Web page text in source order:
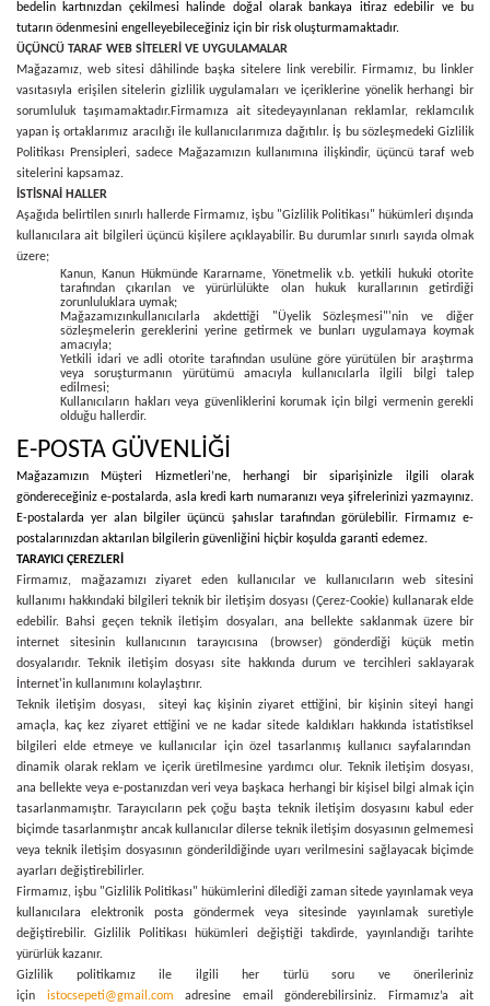
bedelin kartınızdan çekilmesi halinde doğal olarak bankaya itiraz edebilir ve bu
tutarın ödenmesini engelleyebileceğiniz için bir risk oluşturmamaktadır.
ÜÇÜNCÜ TARAF WEB SİTELERİ VE UYGULAMALAR
Mağazamız, web sitesi dâhilinde başka sitelere link verebilir. Firmamız, bu linkler
vasıtasıyla erişilen sitelerin gizlilik uygulamaları ve içeriklerine yönelik herhangi bir
sorumluluk taşımamaktadır.Firmamıza ait sitedeyayınlanan reklamlar, reklamcılık
yapan iş ortaklarımız aracılığı ile kullanıcılarımıza dağıtılır. İş bu sözleşmedeki Gizlilik
Politikası Prensipleri, sadece Mağazamızın kullanımına ilişkindir, üçüncü taraf web
sitelerini kapsamaz.
İSTİSNAİ HALLER
Aşağıda belirtilen sınırlı hallerde Firmamız, işbu "Gizlilik Politikası" hükümleri dışında
kullanıcılara ait bilgileri üçüncü kişilere açıklayabilir. Bu durumlar sınırlı sayıda olmak
üzere;
Kanun, Kanun Hükmünde Kararname, Yönetmelik v.b. yetkili hukuki otorite
tarafından çıkarılan ve yürürlülükte olan hukuk kurallarının getirdiği
zorunluluklara uymak;
Mağazamızınkullanıcılarla akdettiği "Üyelik Sözleşmesi"'nin ve diğer
sözleşmelerin gereklerini yerine getirmek ve bunları uygulamaya koymak
amacıyla;
Yetkili idari ve adli otorite tarafından usulüne göre yürütülen bir araştırma
veya soruşturmanın yürütümü amacıyla kullanıcılarla ilgili bilgi talep
edilmesi;
Kullanıcıların hakları veya güvenliklerini korumak için bilgi vermenin gerekli
olduğu hallerdir.
E-POSTA GÜVENLİĞİ
Mağazamızın Müşteri Hizmetleri’ne, herhangi bir siparişinizle ilgili olarak
göndereceğiniz e-postalarda, asla kredi kartı numaranızı veya şifrelerinizi yazmayınız.
E-postalarda yer alan bilgiler üçüncü şahıslar tarafından görülebilir. Firmamız e-
postalarınızdan aktarılan bilgilerin güvenliğini hiçbir koşulda garanti edemez.
TARAYICI ÇEREZLERİ
Firmamız, mağazamızı ziyaret eden kullanıcılar ve kullanıcıların web sitesini
kullanımı hakkındaki bilgileri teknik bir iletişim dosyası (Çerez-Cookie) kullanarak elde
edebilir. Bahsi geçen teknik iletişim dosyaları, ana bellekte saklanmak üzere bir
internet sitesinin kullanıcının tarayıcısına (browser) gönderdiği küçük metin
dosyalarıdır. Teknik iletişim dosyası site hakkında durum ve tercihleri saklayarak
İnternet'in kullanımını kolaylaştırır.
Teknik iletişim dosyası, siteyi kaç kişinin ziyaret ettiğini, bir kişinin siteyi hangi
amaçla, kaç kez ziyaret ettiğini ve ne kadar sitede kaldıkları hakkında istatistiksel
bilgileri elde etmeye ve kullanıcılar için özel tasarlanmış kullanıcı sayfalarından
dinamik olarak reklam ve içerik üretilmesine yardımcı olur. Teknik iletişim dosyası,
ana bellekte veya e-postanızdan veri veya başkaca herhangi bir kişisel bilgi almak için
tasarlanmamıştır. Tarayıcıların pek çoğu başta teknik iletişim dosyasını kabul eder
biçimde tasarlanmıştır ancak kullanıcılar dilerse teknik iletişim dosyasının gelmemesi
veya teknik iletişim dosyasının gönderildiğinde uyarı verilmesini sağlayacak biçimde
ayarları değiştirebilirler.
Firmamız, işbu "Gizlilik Politikası" hükümlerini dilediği zaman sitede yayınlamak veya
kullanıcılara elektronik posta göndermek veya sitesinde yayınlamak suretiyle
değiştirebilir. Gizlilik Politikası hükümleri değiştiği takdirde, yayınlandığı tarihte
yürürlük kazanır.
Gizlilik politikamız ile ilgili her türlü soru ve önerileriniz
için istocsepeti@gmail.com
adresine email gönderebilirsiniz. Firmamız’a ait